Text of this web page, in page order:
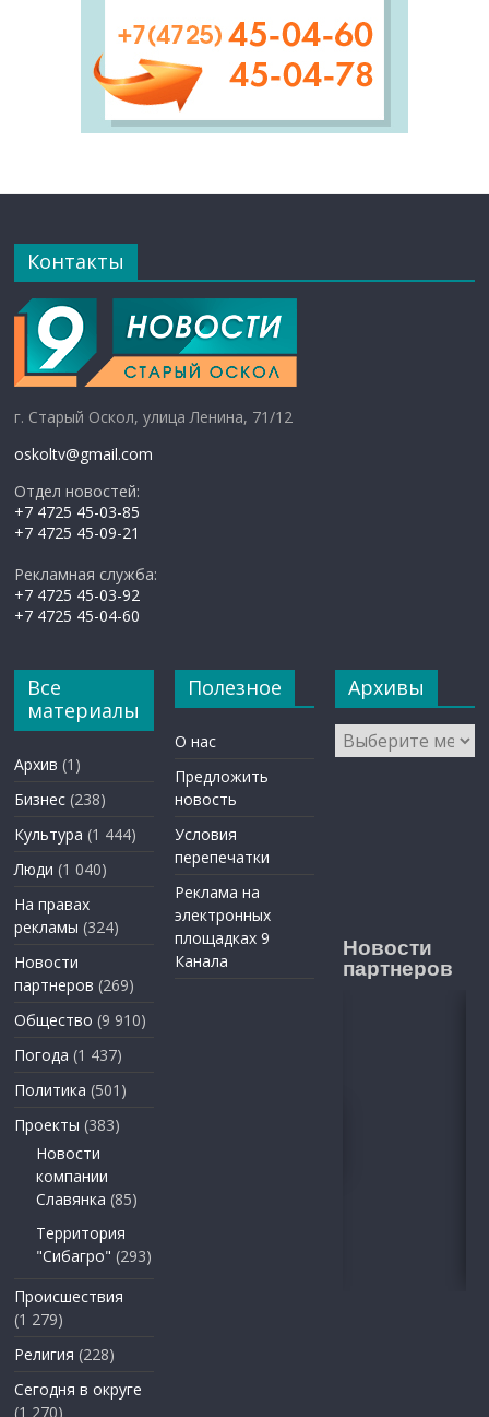
Контакты
г. Старый Оскол, улица Ленина, 71/12
oskoltv@gmail.com
Отдел новостей:
+7 4725 45-03-85
+7 4725 45-09-21
Рекламная служба:
+7 4725 45-03-92
+7 4725 45-04-60
Все
материалы
Архив (1)
Бизнес (238)
Культура (1 444)
Люди (1 040)
На правах
рекламы (324)
Новости
партнеров (269)
Общество (9 910)
Погода (1 437)
Политика (501)
Проекты (383)
Новости
компании
Славянка (85)
Территория
"Сибагро" (293)
Происшествия
(1 279)
Религия (228)
Сегодня в округе
(1 270)
Полезное
О нас
Предложить
новость
Условия
перепечатки
Реклама на
электронных
площадках 9
Канала
Архивы
Архивы
Новости
партнеров